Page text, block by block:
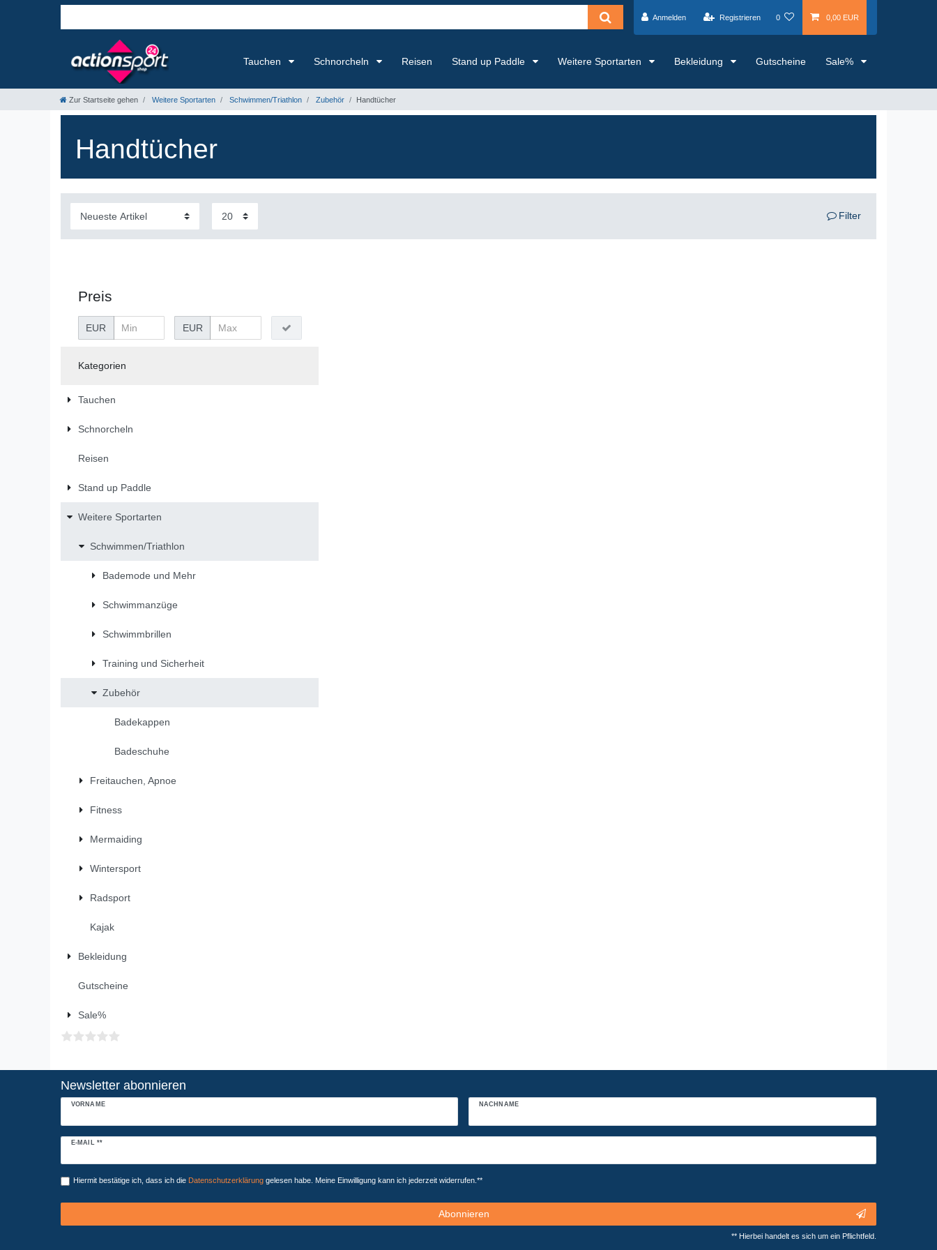
Anmelden Registrieren 0 0,00 EUR
Tauchen Schnorcheln Reisen Stand up Paddle Weitere Sportarten Bekleidung Gutscheine Sale%
Zur Startseite gehen Weitere Sportarten Schwimmen/Triathlon Zubehör Handtücher
Handtücher
Filter
Preis
EUR EUR
Kategorien
Tauchen
Schnorcheln
Reisen
Stand up Paddle
Weitere Sportarten
Schwimmen/Triathlon
Bademode und Mehr
Schwimmanzüge
Schwimmbrillen
Training und Sicherheit
Zubehör
Badekappen
Badeschuhe
Freitauchen, Apnoe
Fitness
Mermaiding
Wintersport
Radsport
Kajak
Bekleidung
Gutscheine
Sale%
Newsletter abonnieren
VORNAME NACHNAME
E-MAIL **
Newsletter
Hiermit bestätige ich, dass ich die Daten­schutz­erklärunggelesen habe. Meine Einwilligung kann ich jederzeit widerrufen.**
Abonnieren
** Hierbei handelt es sich um ein Pflichtfeld.